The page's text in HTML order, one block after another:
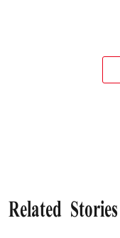
Related Stories